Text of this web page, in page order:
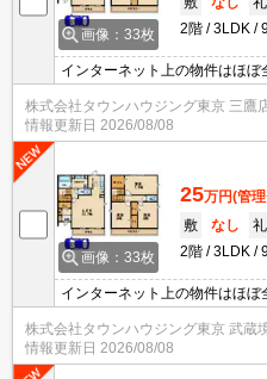
画像：33枚
2階
3LDK
インターネット上の物件はほぼ
ます♪お気軽にお問合せくださ
で☆新着情報毎日更新☆
株式会社タウンハウジング東京 三鷹
情報更新日 2026/08/08
画像：33枚
25万円(管
敷
なし 礼
2階
3LDK
インターネット上の物件はほぼ
ます♪お気軽にお問合せくださ
で☆新着情報毎日更新☆
株式会社タウンハウジング東京 武蔵
情報更新日 2026/08/08